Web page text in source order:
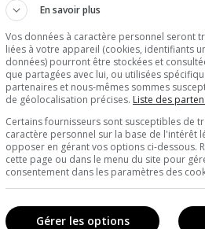
En savoir plus
Vos données à caractère personnel seront
liées à votre appareil (cookies, identifiants
données) pourront être stockées et
que partagées avec lui, ou utilisées
partenaires et nous-mêmes sommes
de géolocalisation précises. Liste des
Certains fournisseurs sont susceptibles de
caractère personnel sur la base de l'intérêt
opposer en gérant vos options ci-dessous.
cette page ou dans le menu du site pour
consentement dans les paramètres des
Gérer les options